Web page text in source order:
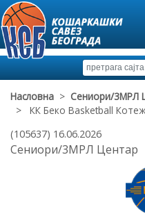
Насловна > Сениори/3МРЛ
> КК Беко Basketball
(105637) 16.06.2026
Сениори/3МРЛ Центар